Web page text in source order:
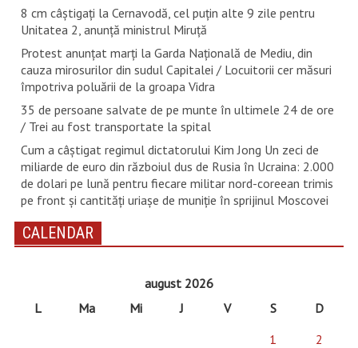
8 cm câștigați la Cernavodă, cel puțin alte 9 zile pentru
Unitatea 2, anunță ministrul Miruță
Protest anunțat marți la Garda Națională de Mediu, din
cauza mirosurilor din sudul Capitalei / Locuitorii cer măsuri
împotriva poluării de la groapa Vidra
35 de persoane salvate de pe munte în ultimele 24 de ore
/ Trei au fost transportate la spital
Cum a câștigat regimul dictatorului Kim Jong Un zeci de
miliarde de euro din războiul dus de Rusia în Ucraina: 2.000
de dolari pe lună pentru fiecare militar nord-coreean trimis
pe front și cantități uriașe de muniție în sprijinul Moscovei
CALENDAR
august 2026
L
Ma Mi J V S
D
1
2